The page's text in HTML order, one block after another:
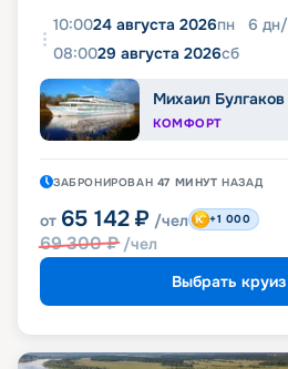
10:0024 августа 2026пн 6 дн/
08:0029 августа 2026сб
Михаил Булгаков
КОМФОРТ
ЗАБРОНИРОВАН 47 МИНУТ НАЗАД
от 65 142 ₽ /чел
69 300₽ /чел
+1 000
Выбрать круиз